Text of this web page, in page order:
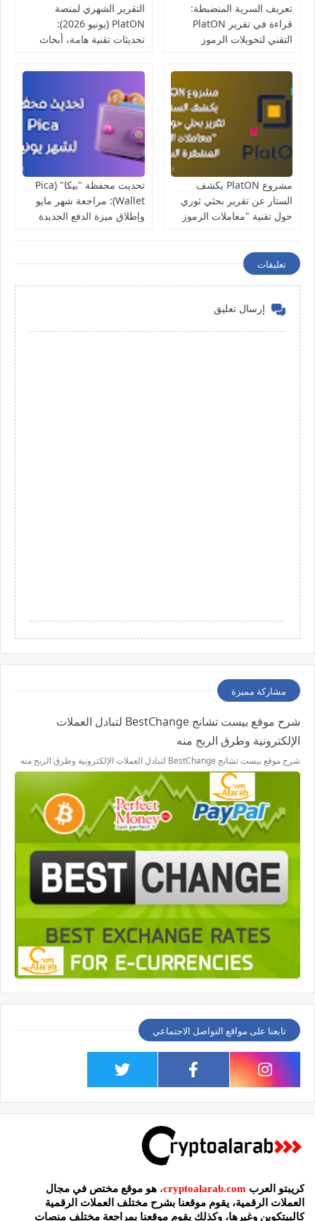
تعريف السرية المنضبطة:
قراءة في تقرير PlatON
التقني لتحويلات الرموز
التقرير الشهري لمنصة
PlatON (يونيو 2026):
تحديثات تقنية هامة، أبحاث
مواكبة لكأس العالم
مشروع PlatON يكشف
الستار عن تقرير بحثي ثوري
حول تقنية "معاملات الرموز
تحديث محفظة "بيكا" (Pica
Wallet): مراجعة شهر مايو
وإطلاق ميزة الدفع الجديدة
تعليقات
إرسال تعليق
مشاركة مميزة
شرح موقع بيست تشانج BestChange لتبادل العملات
الإلكترونية وطرق الربح منه
شرح موقع بيست تشانج BestChange لتبادل العملات الإلكترونية وطرق الربح منه
تابعنا على مواقع التواصل الاجتماعي
كريبتو العرب cryptoalarab.com، هو موقع مختص في مجال
العملات الرقمية، يقوم موقعنا بشرح مختلف العملات الرقمية
كالبيتكوين وغيرها، وكذلك يقوم موقعنا بمراجعة مختلف منصات